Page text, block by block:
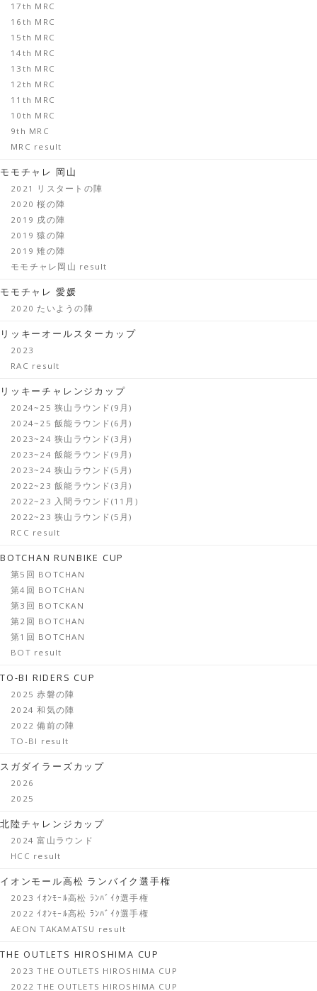
17th MRC
16th MRC
15th MRC
14th MRC
13th MRC
12th MRC
11th MRC
10th MRC
9th MRC
MRC result
モモチャレ 岡山
2021 リスタートの陣
2020 桜の陣
2019 戌の陣
2019 猿の陣
2019 雉の陣
モモチャレ岡山 result
モモチャレ 愛媛
2020 たいようの陣
リッキーオールスターカップ
2023
RAC result
リッキーチャレンジカップ
2024~25 狭山ラウンド(9月)
2024~25 飯能ラウンド(6月)
2023~24 狭山ラウンド(3月)
2023~24 飯能ラウンド(9月)
2023~24 狭山ラウンド(5月)
2022~23 飯能ラウンド(3月)
2022~23 入間ラウンド(11月)
2022~23 狭山ラウンド(5月)
RCC result
BOTCHAN RUNBIKE CUP
第5回 BOTCHAN
第4回 BOTCHAN
第3回 BOTCKAN
第2回 BOTCHAN
第1回 BOTCHAN
BOT result
TO-BI RIDERS CUP
2025 赤磐の陣
2024 和気の陣
2022 備前の陣
TO-BI result
スガダイラーズカップ
2026
2025
北陸チャレンジカップ
2024 富山ラウンド
HCC result
イオンモール高松 ランバイク選手権
2023 ｲｵﾝﾓｰﾙ高松 ﾗﾝﾊﾞｲｸ選手権
2022 ｲｵﾝﾓｰﾙ高松 ﾗﾝﾊﾞｲｸ選手権
AEON TAKAMATSU result
THE OUTLETS HIROSHIMA CUP
2023 THE OUTLETS HIROSHIMA CUP
2022 THE OUTLETS HIROSHIMA CUP